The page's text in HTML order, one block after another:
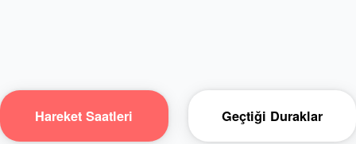
Hareket Saatleri Geçtiği Duraklar